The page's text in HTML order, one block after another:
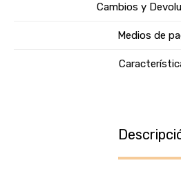
Cambios y
Medios de